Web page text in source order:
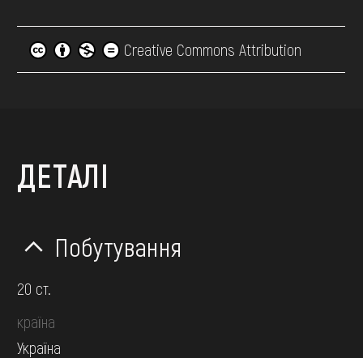
Creative Commons Attribution
ДЕТАЛІ
Побутування
20 ст.
країна
Україна